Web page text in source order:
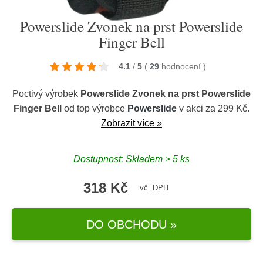
Powerslide Zvonek na prst Powerslide
Finger Bell
4.1 / 5 ( 29 hodnocení )
Poctivý výrobek Powerslide Zvonek na prst Powerslide
Finger Bell
od top výrobce Powerslide v akci za 299 Kč.
Zobrazit více »
Dostupnost: Skladem > 5 ks
318 Kč vč. DPH
DO OBCHODU »